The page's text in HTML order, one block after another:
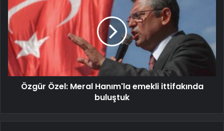
Özgür Özel: Meral Hanım'la emekli ittifakında
buluştuk